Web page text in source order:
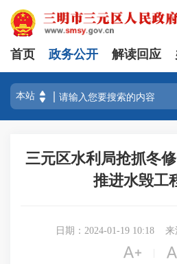
首页 政务公开 解读回应
三元区水利局抢抓冬
推进水毁工
日期：2024-01-19 10:18
